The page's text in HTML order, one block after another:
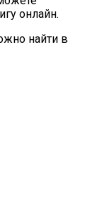
онлайн.
найти в